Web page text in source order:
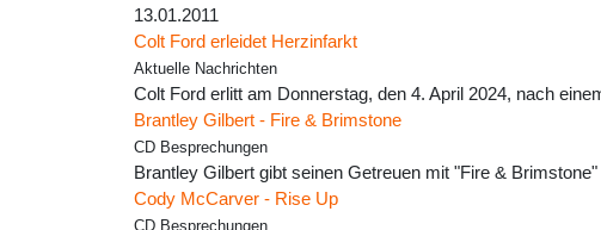
13.01.2011
Colt Ford erleidet Herzinfarkt
Aktuelle Nachrichten
Colt Ford erlitt am Donnerstag, den 4. April 2024, nach
Brantley Gilbert - Fire & Brimstone
CD Besprechungen
Brantley Gilbert gibt seinen Getreuen mit "Fire &
Cody McCarver - Rise Up